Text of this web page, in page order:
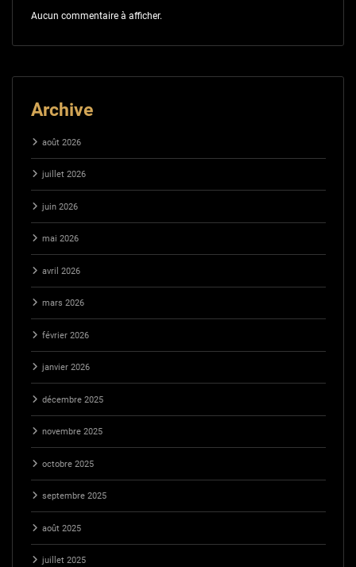
Aucun commentaire à afficher.
Archive
août 2026
juillet 2026
juin 2026
mai 2026
avril 2026
mars 2026
février 2026
janvier 2026
décembre 2025
novembre 2025
octobre 2025
septembre 2025
août 2025
juillet 2025